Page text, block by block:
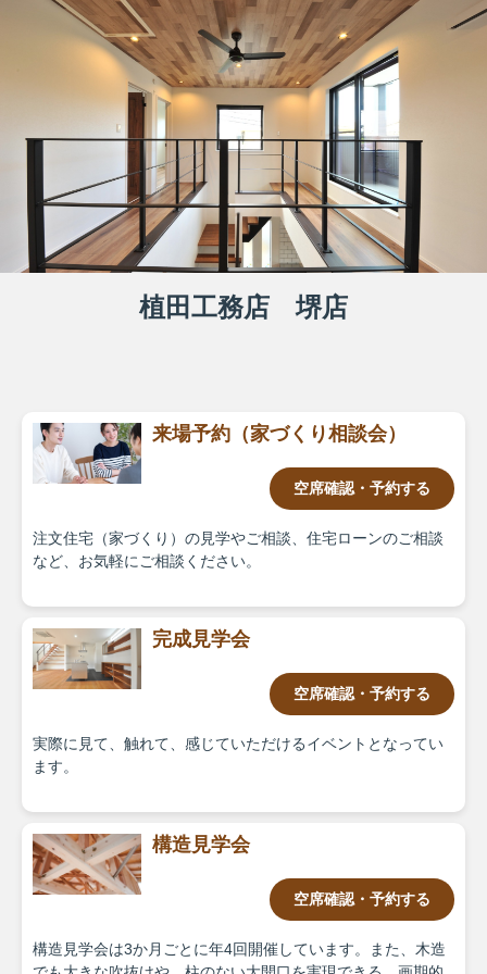
植田工務店 堺店
来場予約（家づくり相談会）
空席確認・予約する
注文住宅（家づくり）の見学やご相談、住宅ローンのご相談
など、お気軽にご相談ください。
完成見学会
空席確認・予約する
実際に見て、触れて、感じていただけるイベントとなってい
ます。
構造見学会
空席確認・予約する
構造見学会は3か月ごとに年4回開催しています。また、木造